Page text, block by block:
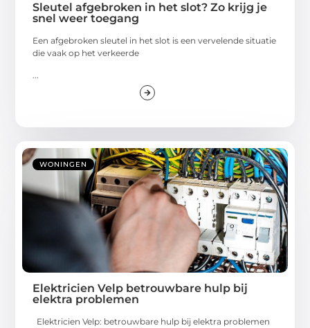
Sleutel afgebroken in het slot? Zo krijg je
snel weer toegang
Een afgebroken sleutel in het slot is een vervelende situatie
die vaak op het verkeerde
...
WONINGEN
Elektricien Velp betrouwbare hulp bij
elektra problemen
Elektricien Velp: betrouwbare hulp bij elektra problemen